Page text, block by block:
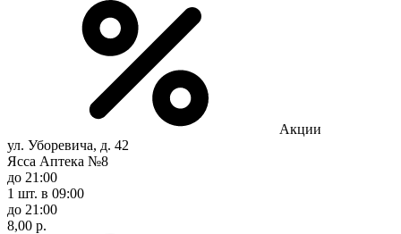
Акции
ул. Уборевича, д. 42
Ясса Аптека №8
до 21:00
1 шт. в 09:00
до 21:00
8,00 р.